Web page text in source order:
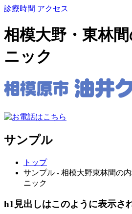
診療時間 アクセス
相模大野・東林
ニック
サンプル
トップ
サンプル - 相模大野東林間の
ニック
h1見出しはこのように表示さ